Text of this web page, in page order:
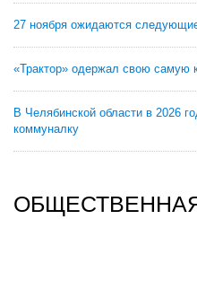
27 ноября ожидаются
«Трактор» одержал свою самую
В Челябинской области в 2026
коммуналку